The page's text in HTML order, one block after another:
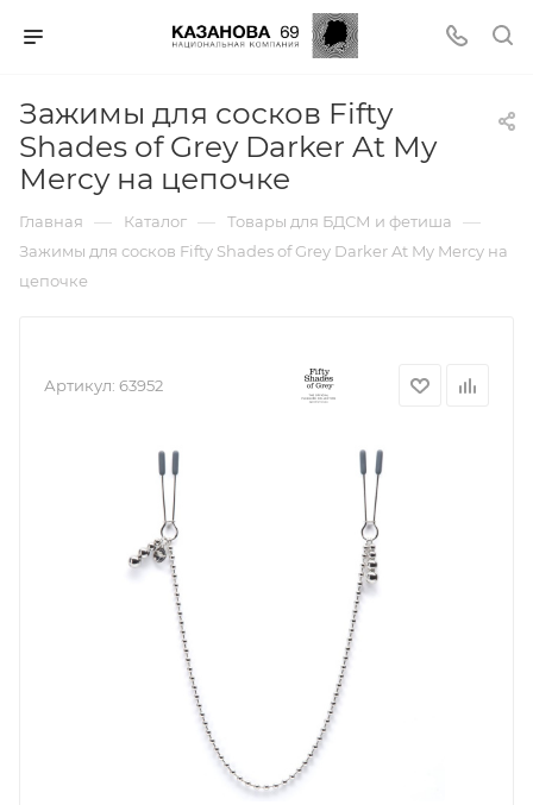
Зажимы для сосков Fifty
Shades of Grey Darker At My
Mercy на цепочке
Главная — Каталог — Товары для БДСМ и фетиша —
Зажимы для сосков Fifty Shades of Grey Darker At My Mercy на
цепочке
Артикул: 63952